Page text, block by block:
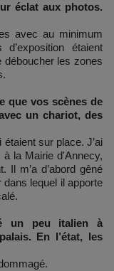
éclat aux photos.
avec au minimum
étaient
les zones
que vos scènes de
un chariot, des
sur place. J’ai
la Mairie d'Annecy,
Il m’a d’abord gêné
dans lequel il apporte
un peu italien à
En l’état, les